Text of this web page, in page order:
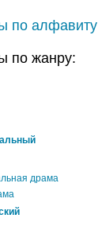
по алфавиту
по жанру:
драма